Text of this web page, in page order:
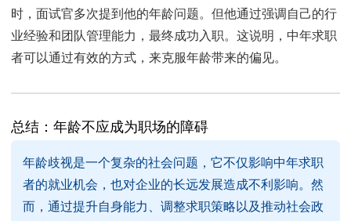
时，面试官多次提到他的年龄问题。但他通过强调自己的行
业经验和团队管理能力，最终成功入职。这说明，中年求职
者可以通过有效的方式，来克服年龄带来的偏见。
总结：年龄不应成为职场的障碍
年龄歧视是一个复杂的社会问题，它不仅影响中年求职
者的就业机会，也对企业的长远发展造成不利影响。然
而，通过提升自身能力、调整求职策略以及推动社会政